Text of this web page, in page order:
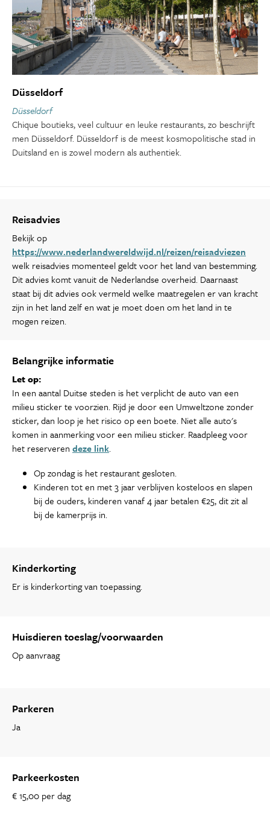
Düsseldorf
Düsseldorf
Chique boutieks, veel cultuur en leuke restaurants, zo beschrijft
men Düsseldorf. Düsseldorf is de meest kosmopolitische stad in
Duitsland en is zowel modern als authentiek.
Reisadvies
Bekijk op
https://www.nederlandwereldwijd.nl/reizen/reisadviezen
welk reisadvies momenteel geldt voor het land van bestemming.
Dit advies komt vanuit de Nederlandse overheid. Daarnaast
staat bij dit advies ook vermeld welke maatregelen er van kracht
zijn in het land zelf en wat je moet doen om het land in te
mogen reizen.
Belangrijke informatie
Let op:
In een aantal Duitse steden is het verplicht de auto van een
milieu sticker te voorzien. Rijd je door een Umweltzone zonder
sticker, dan loop je het risico op een boete. Niet alle auto's
komen in aanmerking voor een milieu sticker. Raadpleeg voor
het reserveren deze link.
Op zondag is het restaurant gesloten.
Kinderen tot en met 3 jaar verblijven kosteloos en slapen
bij de ouders, kinderen vanaf 4 jaar betalen €25, dit zit al
bij de kamerprijs in.
Kinderkorting
Er is kinderkorting van toepassing.
Huisdieren toeslag/voorwaarden
Op aanvraag
Parkeren
Ja
Parkeerkosten
€ 15,00 per dag